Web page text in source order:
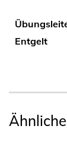
Entgelt